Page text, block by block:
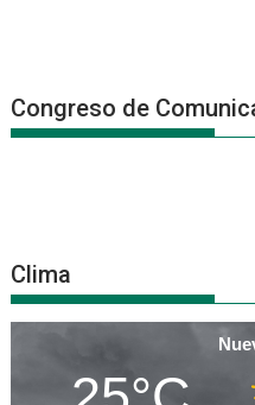
Congreso de
Clima